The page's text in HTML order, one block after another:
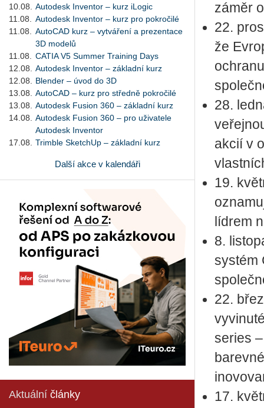
10.08.
Autodesk Inventor – kurz iLogic
11.08.
Autodesk Inventor – kurz pro pokročilé
11.08.
AutoCAD kurz – vytváření a prezentace
3D modelů
11.08.
CATIA V5 Summer Training Days
12.08.
Autodesk Inventor – základní kurz
12.08.
Blender – úvod do 3D
13.08.
AutoCAD – kurz pro středně pokročilé
13.08.
Autodesk Fusion 360 – základní kurz
14.08.
Autodesk Fusion 360 – pro uživatele
Autodesk Inventor
17.08.
Trimble SketchUp – základní kurz
Další akce v kalendáři
Aktuální články
záměr
22.
že
28.
akcií v
19.
lídrem
8.
systém
22.
series
17.